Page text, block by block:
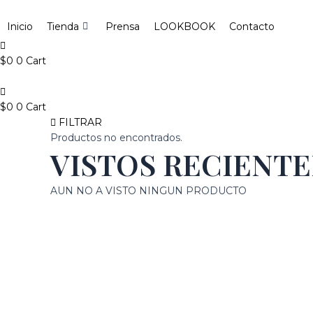
Inicio Tienda Prensa LOOKBOOK Contacto
$0 0 Cart
$0 0 Cart
FILTRAR
Productos no encontrados.
VISTOS
AUN NO A VISTO NINGUN PRODUCTO